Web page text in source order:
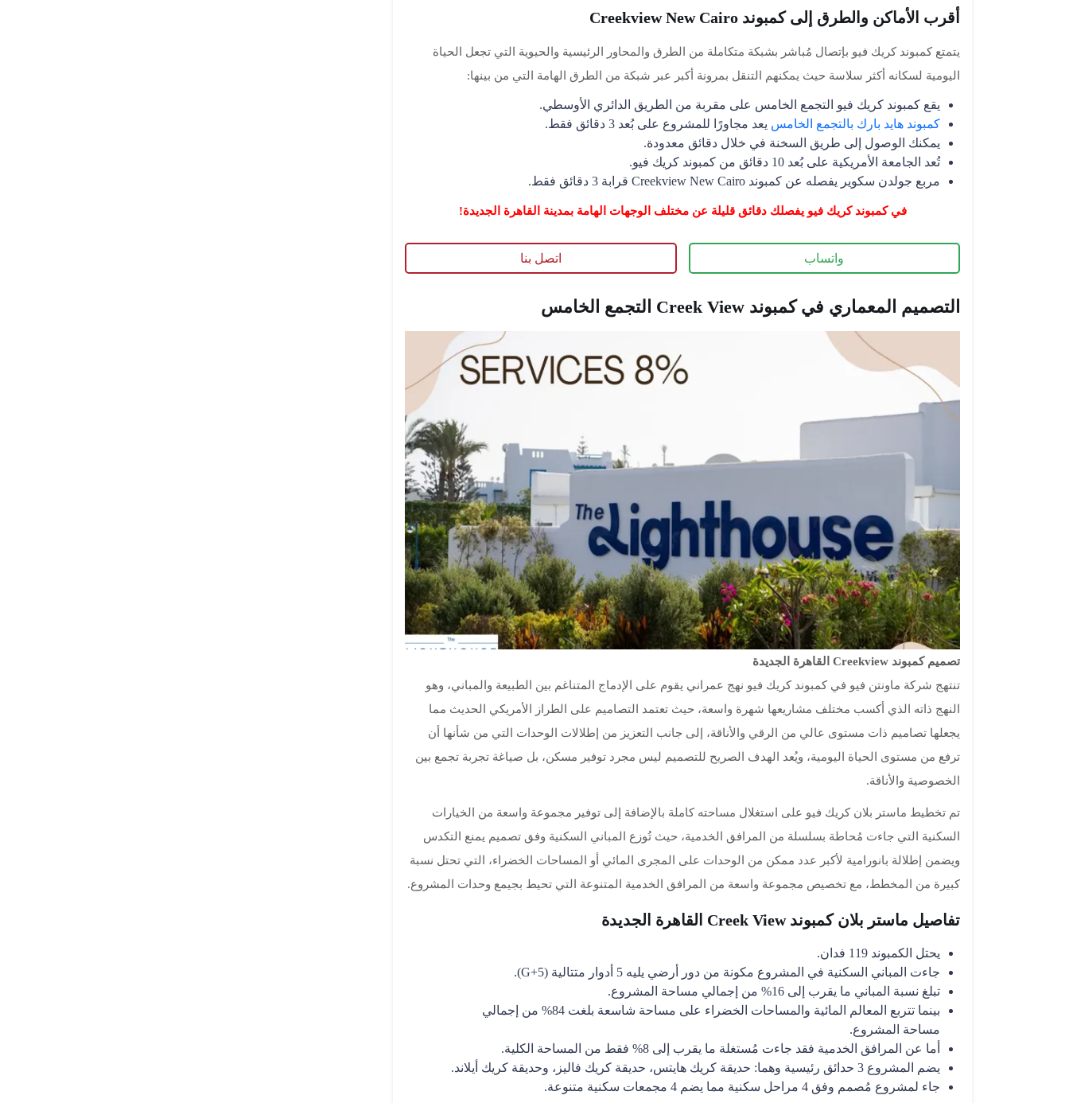
أقرب الأماكن والطرق إلى كمبوند Creekview New Cairo
يتمتع كمبوند كريك فيو بإتصال مُباشر بشبكة متكاملة من الطرق والمحاور الرئيسية والحيوية التي تجعل الحياة
اليومية لسكانه أكثر سلاسة حيث يمكنهم التنقل بمرونة أكبر عبر شبكة من الطرق الهامة التي من بينها:
يقع كمبوند كريك فيو التجمع الخامس على مقربة من الطريق الدائري الأوسطي.
كمبوند هايد بارك بالتجمع الخامس يعد مجاورًا للمشروع على بُعد 3 دقائق فقط.
يمكنك الوصول إلى طريق السخنة في خلال دقائق معدودة.
تُعد الجامعة الأمريكية على بُعد 10 دقائق من كمبوند كريك فيو.
مربع جولدن سكوير يفصله عن كمبوند Creekview New Cairo قرابة 3 دقائق فقط.
في كمبوند كريك فيو يفصلك دقائق قليلة عن مختلف الوجهات الهامة بمدينة القاهرة الجديدة!
واتساب اتصل بنا
التصميم المعماري في كمبوند Creek View التجمع الخامس
تصميم كمبوند Creekview القاهرة الجديدة
تنتهج شركة ماونتن فيو في كمبوند كريك فيو نهج عمراني يقوم على الإدماج المتناغم بين الطبيعة والمباني، وهو
النهج ذاته الذي أكسب مختلف مشاريعها شهرة واسعة، حيث تعتمد التصاميم على الطراز الأمريكي الحديث مما
يجعلها تصاميم ذات مستوى عالي من الرقي والأناقة، إلى جانب التعزيز من إطلالات الوحدات التي من شأنها أن
ترفع من مستوى الحياة اليومية، ويُعد الهدف الصريح للتصميم ليس مجرد توفير مسكن، بل صياغة تجربة تجمع بين
الخصوصية والأناقة.
تم تخطيط ماستر بلان كريك فيو على استغلال مساحته كاملة بالإضافة إلى توفير مجموعة واسعة من الخيارات
السكنية التي جاءت مُحاطة بسلسلة من المرافق الخدمية، حيث تُوزع المباني السكنية وفق تصميم يمنع التكدس
ويضمن إطلالة بانورامية لأكبر عدد ممكن من الوحدات على المجرى المائي أو المساحات الخضراء، التي تحتل نسبة
كبيرة من المخطط، مع تخصيص مجموعة واسعة من المرافق الخدمية المتنوعة التي تحيط بجيمع وحدات المشروع.
تفاصيل ماستر بلان كمبوند Creek View القاهرة الجديدة
يحتل الكمبوند 119 فدان.
جاءت المباني السكنية في المشروع مكونة من دور أرضي يليه 5 أدوار متتالية (G+5).
تبلغ نسبة المباني ما يقرب إلى 16% من إجمالي مساحة المشروع.
بينما تتربع المعالم المائية والمساحات الخضراء على مساحة شاسعة بلغت 84% من إجمالي
مساحة المشروع.
أما عن المرافق الخدمية فقد جاءت مُستغلة ما يقرب إلى 8% فقط من المساحة الكلية.
يضم المشروع 3 حدائق رئيسية وهما: حديقة كريك هايتس، حديقة كريك فاليز، وحديقة كريك أيلاند.
جاء لمشروع مُصمم وفق 4 مراحل سكنية مما يضم 4 مجمعات سكنية متنوعة.